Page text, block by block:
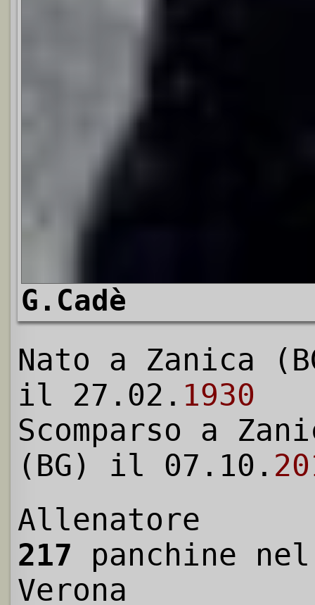
G.Cadè
Nato a Zanica
il 27.02. 1930
Scomparso a
(BG) il 07.10.
Allenatore
217 panchine nel
Verona